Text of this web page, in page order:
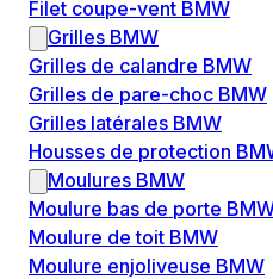
Filet coupe-vent BMW
Grilles BMW
Grilles de calandre BMW
Grilles de pare-choc BMW
Grilles latérales BMW
Housses de protection
Moulures BMW
Moulure bas de porte
Moulure de toit BMW
Moulure enjoliveuse BMW